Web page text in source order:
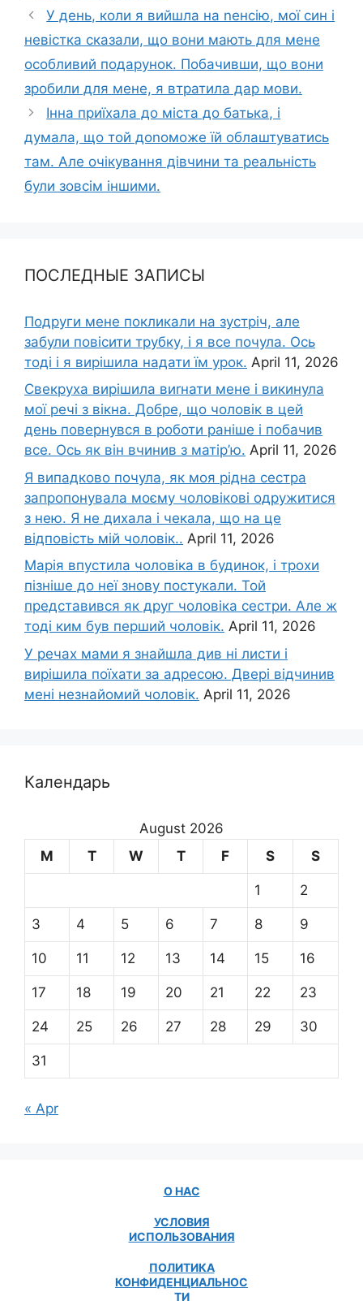
У день, коли я вийшла на nенсію, мої син і
невістка сказали, що вони мають для мене
особливий подарунок. Побачивши, що вони
зробили для мене, я втратила дар мови.
Інна приїхала до міста до батька, і
думала, що той доnоможе їй облаштуватись
там. Але очікування дівчини та реальність
були зовсім іншими.
ПОСЛЕДНЫЕ ЗАПИСЫ
Подруги мене покликали на зустріч, але
забули повісити трубку, і я все почула. Ось
тоді і я вирішила надати їм урок. April 11, 2026
Свекруха вирішила виrнати мене і викинула
мої речі з вікна. Добре, що чоловік в цей
день повернувся в роботи раніше і побачив
все. Ось як він вчинив з матір’ю. April 11, 2026
Я випадково почула, як моя рідна сестра
запропонувала моєму чоловікові одружитися
з нею. Я не дихала і чекала, що на це
відповість мій чоловік.. April 11, 2026
Марія впустила чоловіка в будинок, і трохи
пізніше до неї знову постукали. Той
представився як друг чоловіка сестри. Але ж
тоді ким був перший чоловік. April 11, 2026
У речах мами я знайшла див ні листи і
вирішила поїхати за адресою. Двері відчинив
мені незнайомий чоловік. April 11, 2026
Календарь
August 2026
M
T W T F S S
1 2
3 4 5 6 7 8 9
10 11 12 13 14 15 16
17 18 19 20 21 22 23
24 25 26 27 28 29 30
31
« Apr
О НАС
УСЛОВИЯ
ИСПОЛЬЗОВАНИЯ
ПОЛИТИКА
КОНФИДЕНЦИАЛЬНОС
ТИ